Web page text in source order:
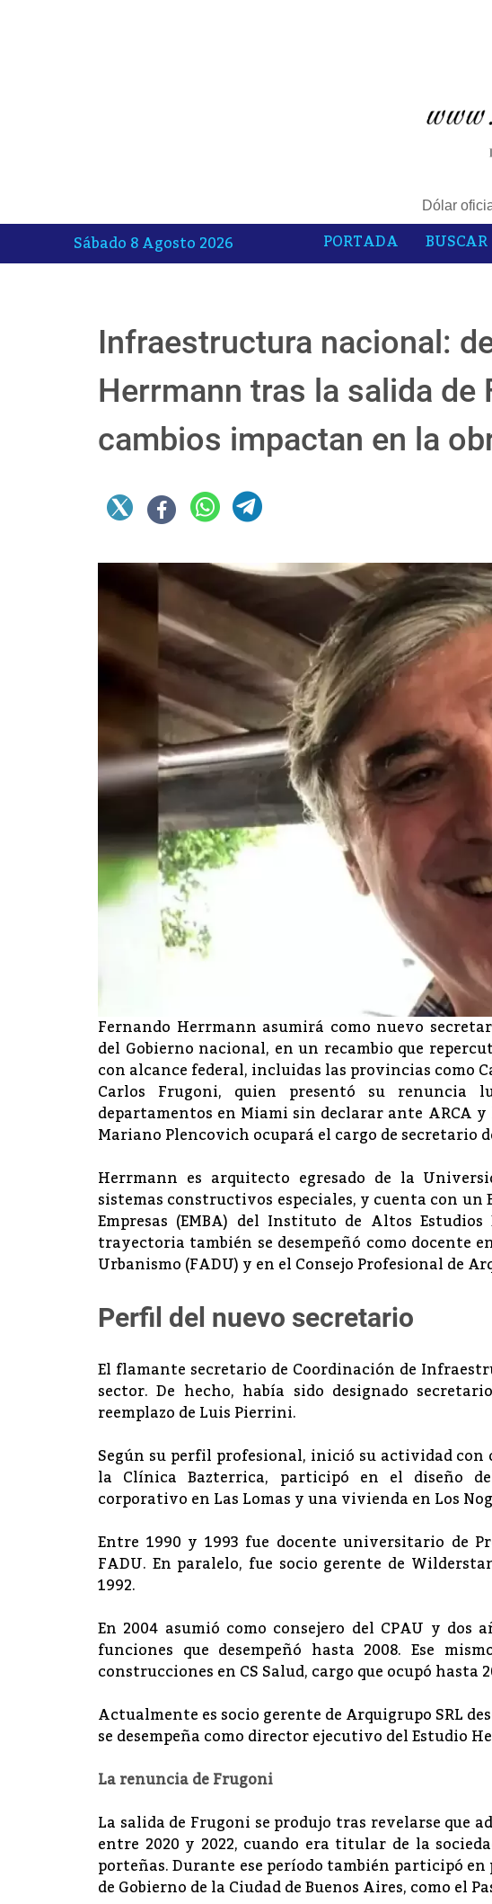
Dólar
Sábado 8 Agosto 2026 PORTADA BUSCAR
Infraestructura nacional:
Herrmann tras la salida de
cambios impactan en la
Fernando Herrmann asumirá como nuevo
del Gobierno nacional, en un recambio que
con alcance federal, incluidas las provincias como
Carlos Frugoni, quien presentó su renuncia
departamentos en Miami sin declarar ante ARCA
Mariano Plencovich ocupará el cargo de secretario
Herrmann es arquitecto egresado de la
sistemas constructivos especiales, y cuenta con
Empresas (EMBA) del Instituto de Altos
trayectoria también se desempeñó como docente
Urbanismo (FADU) y en el Consejo Profesional de
Perfil del nuevo secretario
El flamante secretario de Coordinación de
sector. De hecho, había sido designado
reemplazo de Luis Pierrini.
Según su perfil profesional, inició su actividad
la Clínica Bazterrica, participó en el diseño
corporativo en Las Lomas y una vivienda en Los
Entre 1990 y 1993 fue docente universitario de
FADU. En paralelo, fue socio gerente de
1992.
En 2004 asumió como consejero del CPAU y dos
funciones que desempeñó hasta 2008. Ese
construcciones en CS Salud, cargo que ocupó hasta
Actualmente es socio gerente de Arquigrupo SRL
se desempeña como director ejecutivo del Estudio
La renuncia de Frugoni
La salida de Frugoni se produjo tras revelarse que
entre 2020 y 2022, cuando era titular de la
porteñas. Durante ese período también participó
de Gobierno de la Ciudad de Buenos Aires, como el